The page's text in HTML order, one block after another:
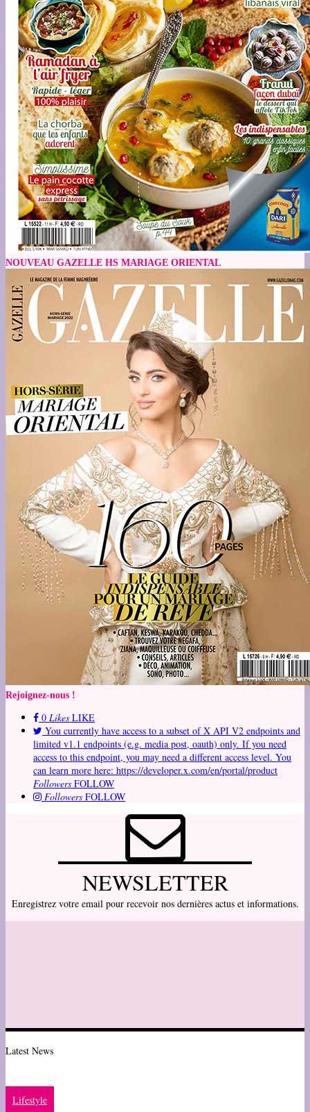
NOUVEAU GAZELLE HS MARIAGE ORIENTAL
Rejoignez-nous !
0 Likes LIKE
You currently have access to a subset of X API V2 endpoints and
limited v1.1 endpoints (e.g. media post, oauth) only. If you need
access to this endpoint, you may need a different access level. You
can learn more here: https://developer.x.com/en/portal/product
Followers FOLLOW
Followers FOLLOW
NEWSLETTER
Enregistrez votre email pour recevoir nos dernières actus et informations.
Latest News
Lifestyle